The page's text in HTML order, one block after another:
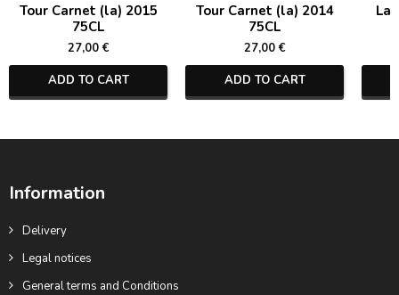
Tour Carnet (la) 2015
75CL
27,00 €
ADD TO CART
Tour Carnet (la) 2014
75CL
27,00 €
ADD TO CART
La
Information
Delivery
Legal notices
General terms and Conditions